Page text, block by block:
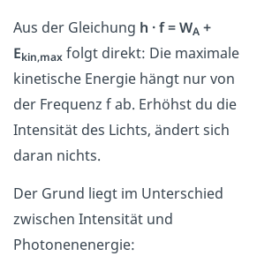
Aus der Gleichung h · f = WA +
Ekin,max folgt direkt: Die maximale
kinetische Energie hängt nur von
der Frequenz f ab. Erhöhst du die
Intensität des Lichts, ändert sich
daran nichts.
Der Grund liegt im Unterschied
zwischen Intensität und
Photonenenergie: